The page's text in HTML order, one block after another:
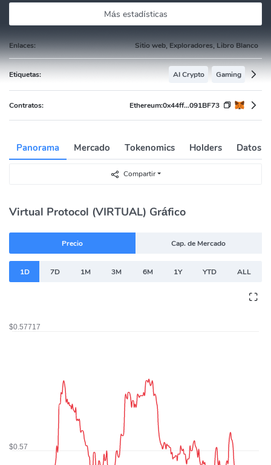
Más estadísticas
Enlaces: Sitio web, Exploradores, Libro Blanco
Etiquetas: AI Crypto Gaming
Contratos: Ethereum:0x44ff...091BF73
Panorama Mercado Tokenomics Holders Datos
Compartir
Virtual Protocol (VIRTUAL) Gráfico
Precio Cap. de Mercado
1D 7D 1M 3M 6M 1Y YTD ALL